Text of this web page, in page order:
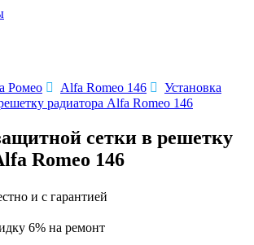
Ромео  Alfa Romeo 146  Установка
радиатора Alfa Romeo 146
сетки в решетку
Romeo 146
и с гарантией
6% на ремонт